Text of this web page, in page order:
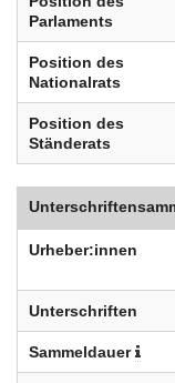
Parlaments
Position des
Nationalrats
Position des
Ständerats
Urheber:innen
Unterschriften
Sammeldauer